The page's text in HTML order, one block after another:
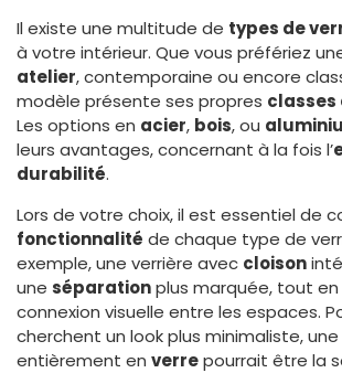
Il existe une multitude de types de
à votre intérieur. Que vous préfériez
atelier, contemporaine ou encore
modèle présente ses propres classes
Les options en acier, bois, ou
leurs avantages, concernant à la fois l’
durabilité.
Lors de votre choix, il est essentiel de
fonctionnalité de chaque type de
exemple, une verrière avec cloison
une séparationplus marquée, tout
connexion visuelle entre les espaces.
cherchent un look plus minimaliste, une
entièrement en verrepourrait être la